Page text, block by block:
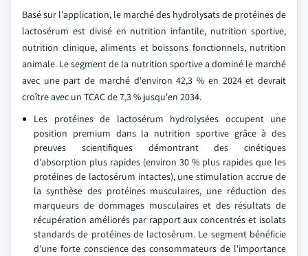
Basé sur l'application, le marché des hydrolysats de protéines de
lactosérum est divisé en nutrition infantile, nutrition sportive,
nutrition clinique, aliments et boissons fonctionnels, nutrition
animale. Le segment de la nutrition sportive a dominé le marché
avec une part de marché d'environ 42,3 % en 2024 et devrait
croître avec un TCAC de 7,3 % jusqu'en 2034.
Les protéines de lactosérum hydrolysées occupent une
position premium dans la nutrition sportive grâce à des
preuves scientifiques démontrant des cinétiques
d'absorption plus rapides (environ 30 % plus rapides que les
protéines de lactosérum intactes), une stimulation accrue de
la synthèse des protéines musculaires, une réduction des
marqueurs de dommages musculaires et des résultats de
récupération améliorés par rapport aux concentrés et isolats
standards de protéines de lactosérum. Le segment bénéficie
d'une forte conscience des consommateurs de l'importance